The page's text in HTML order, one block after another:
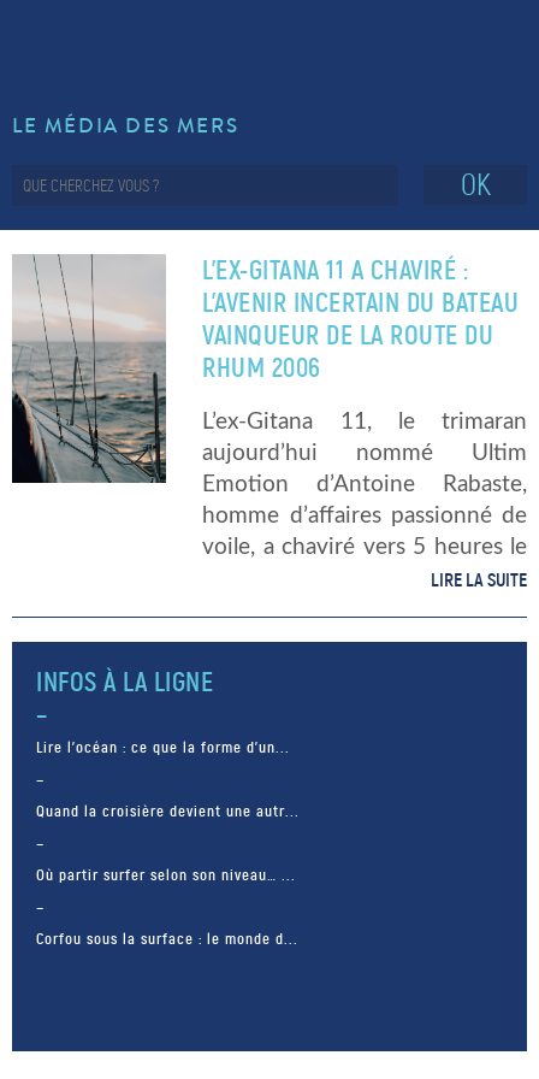
LE MÉDIA DES MERS
OK
L’EX-GITANA 11 A CHAVIRÉ :
L’AVENIR INCERTAIN DU BATEAU
VAINQUEUR DE LA ROUTE DU
RHUM 2006
L’ex-Gitana 11, le trimaran
aujourd’hui nommé Ultim
Emotion d’Antoine Rabaste,
homme d’affaires passionné de
voile, a chaviré vers 5 heures le
2 septembre dernier, 40 milles
s’est-il passé, et comment se
porte aujourd’hui l’équipage du
LIRE LA SUITE
INFOS À LA LIGNE
Lire l’océan : ce que la forme d’un...
Quand la croisière devient une autr...
Où partir surfer selon son niveau… ...
Corfou sous la surface : le monde d...